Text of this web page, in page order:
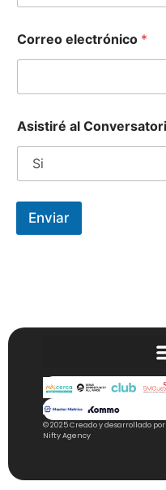
Correo electrónico *
Asistiré al
Enviar
© 2025 Creado y desarrollado por
Nifty Agency